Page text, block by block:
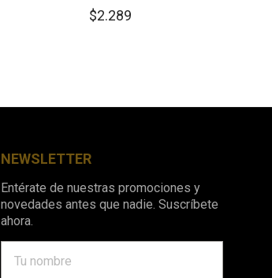
$2.289
NEWSLETTER
Entérate de nuestras promociones y
novedades antes que nadie. Suscríbete
ahora.